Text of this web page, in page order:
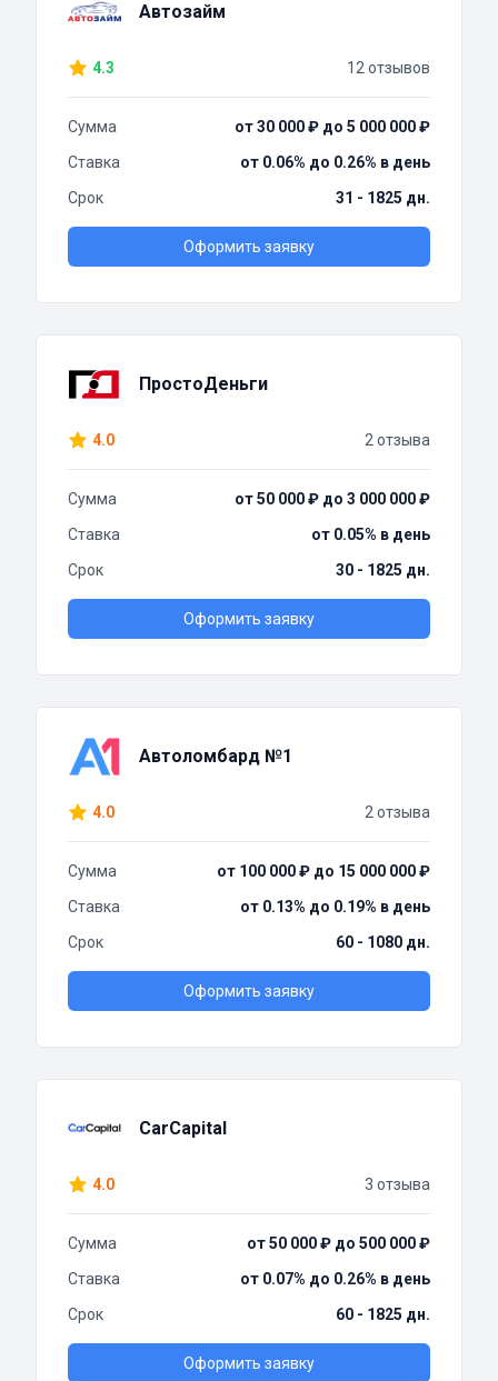
Автозайм
4.3 12 отзывов
Сумма
от 30 000 ₽ до 5 000 000 ₽
Ставка
от 0.06% до 0.26% в день
Срок
31 - 1825 дн.
Оформить заявку
ПростоДеньги
4.0 2 отзыва
Сумма
от 50 000 ₽ до 3 000 000 ₽
Ставка
от 0.05% в день
Срок
30 - 1825 дн.
Оформить заявку
Автоломбард №1
4.0 2 отзыва
Сумма
от 100 000 ₽ до 15 000 000 ₽
Ставка
от 0.13% до 0.19% в день
Срок
60 - 1080 дн.
Оформить заявку
CarCapital
4.0 3 отзыва
Сумма
от 50 000 ₽ до 500 000 ₽
Ставка
от 0.07% до 0.26% в день
Срок
60 - 1825 дн.
Оформить заявку